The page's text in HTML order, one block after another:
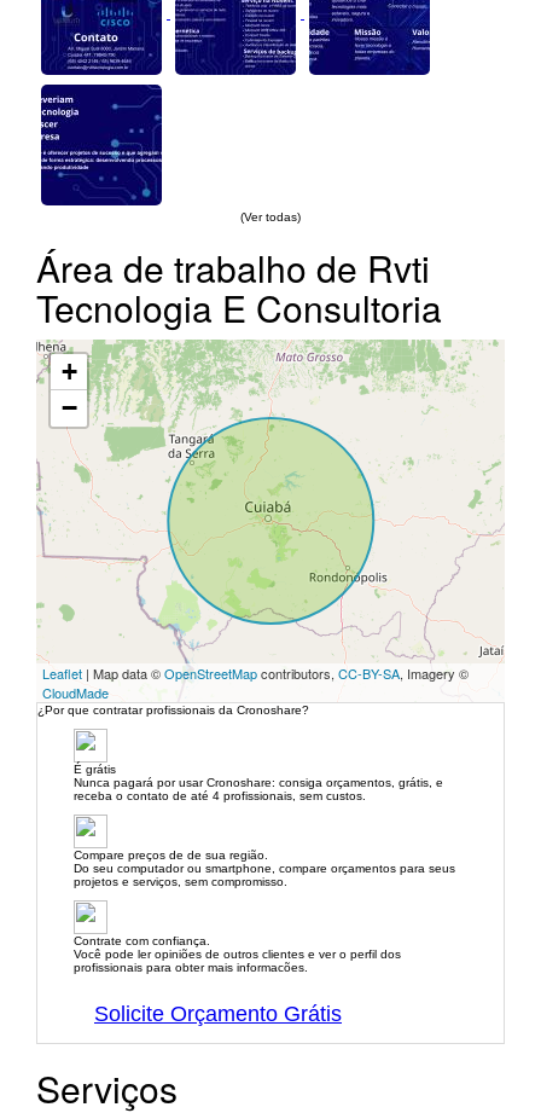
(Ver todas)
Área de trabalho de Rvti
Tecnologia E Consultoria
+
−
Leaflet | Map data ©OpenStreetMapcontributors, CC-BY-SA, Imagery ©
CloudMade
¿Por que contratar profissionais da Cronoshare?
É grátis
Nunca pagará por usar Cronoshare: consiga orçamentos, grátis, e
receba o contato de até 4 profissionais, sem custos.
Compare preços de de sua região.
Do seu computador ou smartphone, compare orçamentos para seus
projetos e serviços, sem compromisso.
Contrate com confiança.
Você pode ler opiniões de outros clientes e ver o perfil dos
profissionais para obter mais informacões.
Solicite Orçamento Grátis
Serviços